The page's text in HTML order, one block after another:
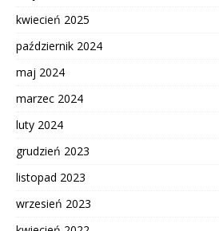
kwiecień 2025
październik 2024
maj 2024
marzec 2024
luty 2024
grudzień 2023
listopad 2023
wrzesień 2023